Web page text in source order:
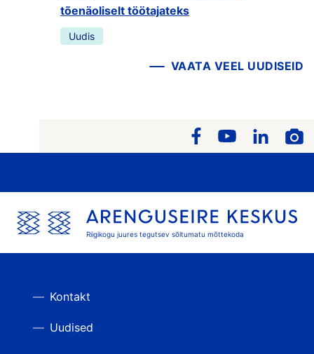
tõenäoliselt töötajateks
Uudis
VAATA VEEL UUDISEID
Riigikogu juures tegutsev sõltumatu mõttekoda
Kontakt
Uudised